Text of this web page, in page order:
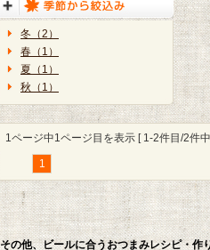
冬（2）
春（1）
夏（1）
秋（1）
1ページ中1ページ目を表示 [ 1-2件目/2件
1
その他、ビールに合うおつまみレシピ・作